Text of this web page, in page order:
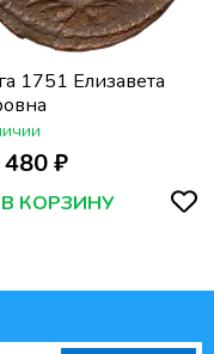
1751 Елизавета
480 ₽
В КОРЗИНУ